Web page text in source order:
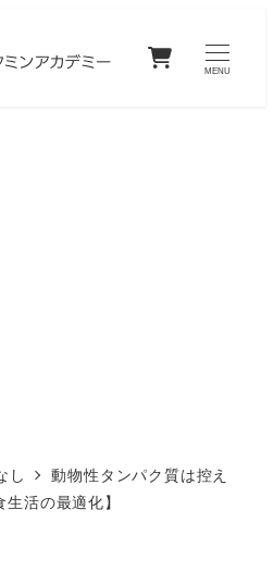
0
MENU
し
動物性タンパク質は控え
活の最適化】